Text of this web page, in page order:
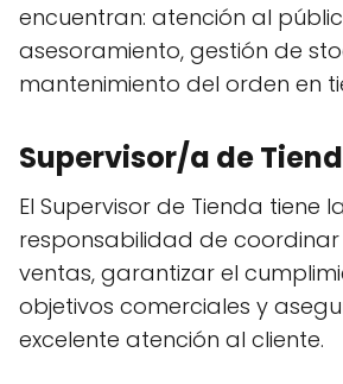
encuentran: atención al
asesoramiento, gestión de
mantenimiento del orden en
Supervisor/a de
El Supervisor de Tienda tiene la
responsabilidad de
ventas, garantizar el
objetivos comerciales y
excelente atención al cliente.